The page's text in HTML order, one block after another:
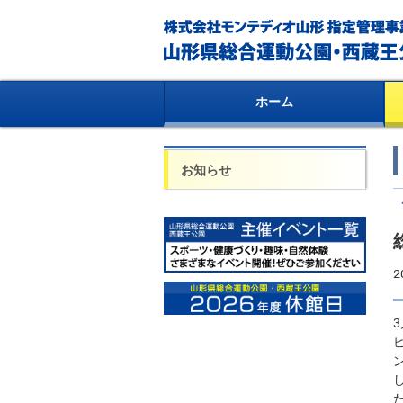
ホーム
お知らせ
3